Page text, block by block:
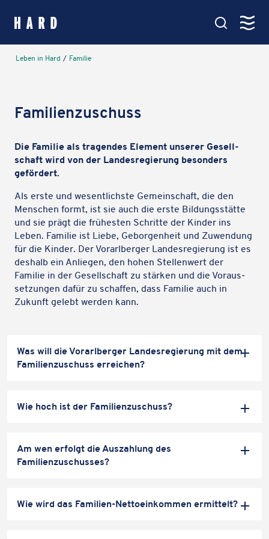
Verwaltung, Politik & Rathaus
Leben in Hard
Bildung, Soziales & Familie
Aktiv in Hard
Veranstaltungen, Vereine & See
Leben in Hard / Familie
Fami­li­en­zu­schuss
Die Familie als tragen­des Element unserer Gesell­
schaft wird von der Landes­re­gie­rung beson­ders
gefördert.
Als erste und wesent­lichste Gemein­schaft, die den
Menschen formt, ist sie auch die erste Bildungs­stätte
und sie prägt die frühes­ten Schritte der Kinder ins
Leben. Familie ist Liebe, Gebor­gen­heit und Zuwen­dung
für die Kinder. Der Vorarl­ber­ger Landes­re­gie­rung ist es
deshalb ein Anlie­gen, den hohen Stel­len­wert der
Familie in der Gesell­schaft zu stärken und die Voraus­
set­zun­gen dafür zu schaf­fen, dass Familie auch in
Zukunft gelebt werden kann.
Was will die Vorarl­ber­ger Landes­re­gie­rung mit dem
Fami­li­en­zu­schuss erreichen?
Wie hoch ist der Familienzuschuss?
Am wen erfolgt die Auszah­lung des
Familienzuschusses?
Wie wird das Fami­lien-Netto­ein­kom­men ermittelt?
Kartenansicht